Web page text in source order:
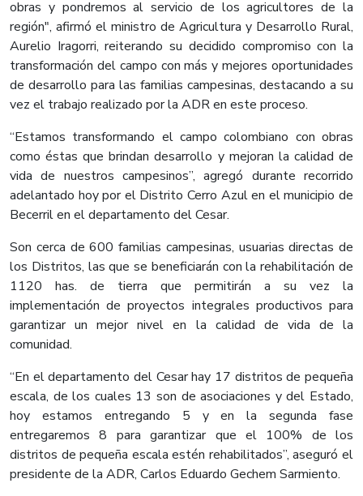
obras y pondremos al servicio de los agricultores de la
región", afirmó el ministro de Agricultura y Desarrollo Rural,
Aurelio Iragorri, reiterando su decidido compromiso con la
transformación del campo con más y mejores oportunidades
de desarrollo para las familias campesinas, destacando a su
vez el trabajo realizado por la ADR en este proceso.
“Estamos transformando el campo colombiano con obras
como éstas que brindan desarrollo y mejoran la calidad de
vida de nuestros campesinos”, agregó durante recorrido
adelantado hoy por el Distrito Cerro Azul en el municipio de
Becerril en el departamento del Cesar.​
Son cerca de 600 familias campesinas, usuarias directas de
los Distritos, las que se beneficiarán con la rehabilitación de
1120 has. de tierra que permitirán a su vez la
implementación de proyectos integrales productivos para
garantizar un mejor nivel en la calidad de vida de la
comunidad.​
​“En el departamento del Cesar hay 17 distritos de pequeña
escala, de los cuales 13 son de asociaciones y del Estado,
hoy estamos entregando 5 y en la segunda fase
entregaremos 8 para garantizar que el 100% de los
distritos de pequeña escala estén rehabilitados”, aseguró el
presidente de la ADR, Carlos Eduardo Gechem Sarmiento.